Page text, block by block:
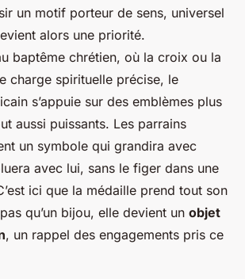
un motif porteur de sens, universel
alors une priorité.
baptême chrétien, où la croix ou la
charge spirituelle précise, le
s’appuie sur des emblèmes plus
aussi puissants. Les parrains
un symbole qui grandira avec
avec lui, sans le figer dans une
ici que la médaille prend tout son
qu’un bijou, elle devient un objet
, un rappel des engagements pris ce